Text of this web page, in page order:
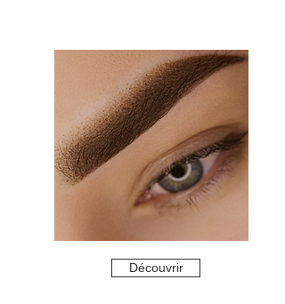
Découvrir